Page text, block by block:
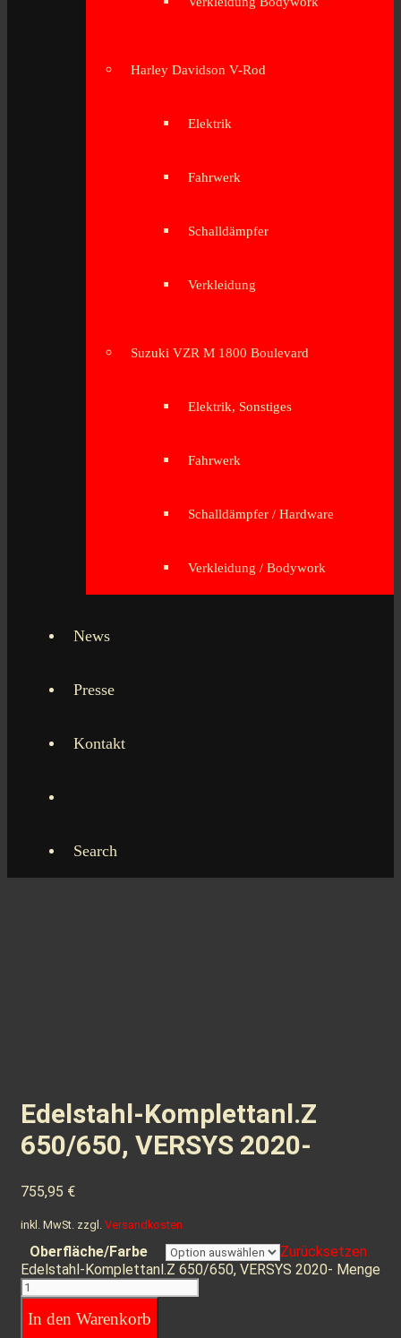
Harley Davidson V-Rod
Elektrik
Fahrwerk
Schalldämpfer
Verkleidung
Suzuki VZR M 1800 Boulevard
Elektrik, Sonstiges
Fahrwerk
Schalldämpfer / Hardware
Verkleidung / Bodywork
News
Presse
Kontakt
Search
Edelstahl-Komplettanl.Z
650/650, VERSYS 2020-
755,95 €
inkl. MwSt. zzgl. Versandkosten
Oberfläche/Farbe
Zurücksetzen
Edelstahl-Komplettanl.Z 650/650, VERSYS 2020- Menge
In den Warenkorb